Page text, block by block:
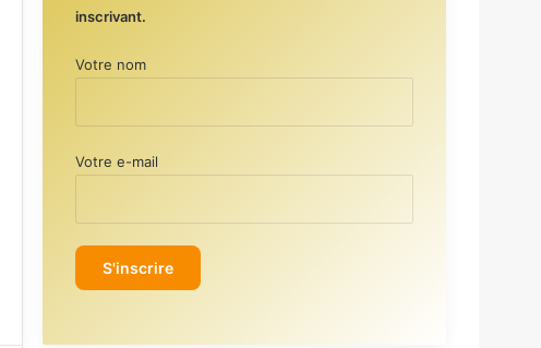
inscrivant.
Votre nom
Votre e-mail